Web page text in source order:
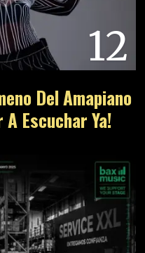
12
Del Amapiano
A Escuchar Ya!